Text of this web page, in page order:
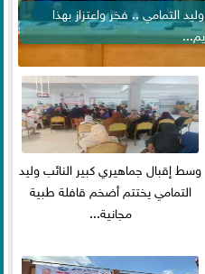
التمامي .. فخر واعتزاز بهذا
وسط إقبال جماهيري كبير النائب وليد
التمامي يختتم أضخم قافلة طبية
مجانية...